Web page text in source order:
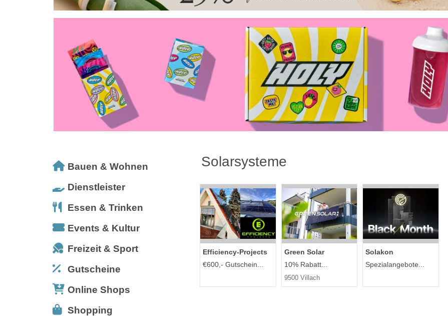
Bauen & Wohnen
Dienstleister
Essen & Trinken
Events & Kultur
Freizeit & Sport
Gutscheine
Online Shops
Shopping
Solarsysteme
Efficiency-Projects
€600,- Gutschein...
Green Solar
10% Rabatt...
9500 Villach
Solakon
Spezialangebote...